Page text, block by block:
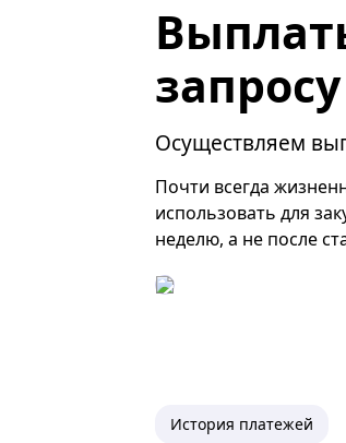
запросу
Осуществляем
Почти всегда
использовать для
неделю, а не после
История платежей